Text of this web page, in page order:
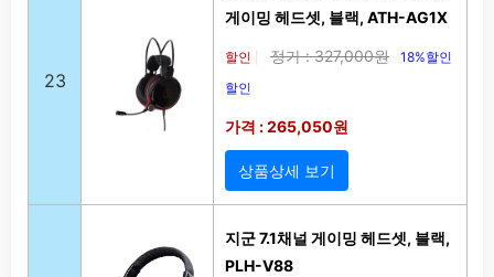
23
게이밍 헤드셋, 블랙, ATH-AG1X
할인 정가 : 327,000원
18%할인
할인
가격 : 265,050원
상품상세 보기
지군 7.1채널 게이밍 헤드셋, 블랙,
PLH-V88